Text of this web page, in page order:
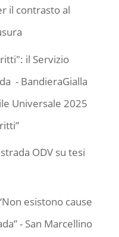
il contrasto al
il Servizio
- BandieraGialla
Universale 2025
ODVsu tesi
esistono cause
- San Marcellino